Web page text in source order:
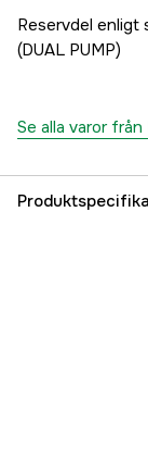
Reservdel enligt
(DUAL PUMP)
Se alla varor från